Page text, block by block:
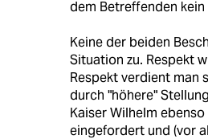
dem Betreffenden
Keine der beiden
Situation zu. Respekt
Respekt verdient man
durch "höhere"
Kaiser Wilhelm
eingefordert und (vor